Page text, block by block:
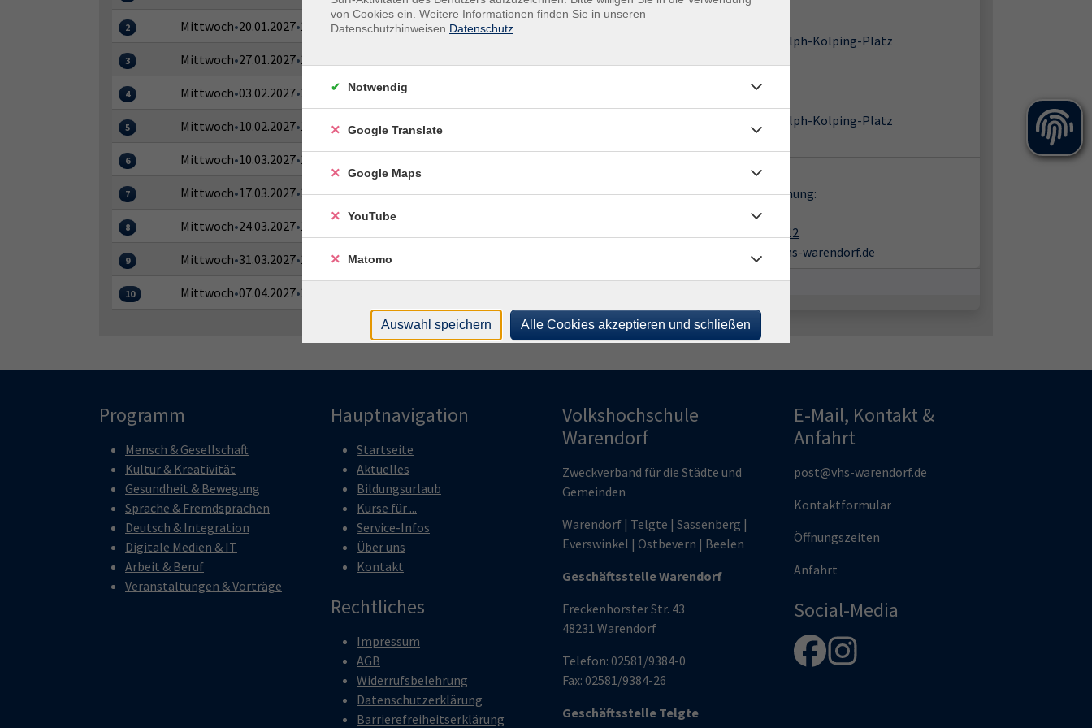
2 Mittwoch•20.01.2027•11:00–12:30 Uhr
3 Mittwoch•27.01.2027•11:00–12:30 Uhr
4 Mittwoch•03.02.2027•11:00–12:30 Uhr
5 Mittwoch•10.02.2027•11:00–12:30 Uhr
6 Mittwoch•10.03.2027•11:00–12:30 Uhr
7 Mittwoch•17.03.2027•11:00–12:30 Uhr VHS-Haus
8 Mittwoch•24.03.2027•11:00–12:30 Uhr
9 Mittwoch•31.03.2027•11:00–12:30 Uhr
10 Mittwoch•07.04.2027•11:00–12:30 Uhr
Baßfeld 5 / Adolph-Kolping-Platz
VHS-Haus
Baßfeld 5 / Adolph-Kolping-Platz
Kontakt:
Fragen zur Buchung:
Frank Büning
02581-938412
buening@vhs-warendorf.de
Programm
Mensch & Gesellschaft
Kultur & Kreativität
Gesundheit & Bewegung
Sprache & Fremdsprachen
Deutsch & Integration
Digitale Medien & IT
Arbeit & Beruf
Veranstaltungen & Vorträge
Hauptnavigation
Startseite
Aktuelles
Bildungsurlaub
Kurse für ...
Service-Infos
Über uns
Kontakt
Rechtliches
Impressum
AGB
Widerrufsbelehrung
Datenschutzerklärung
Barrierefreiheitserklärung
Volkshochschule
Warendorf
Zweckverband für die Städte und
Gemeinden
Warendorf | Telgte | Sassenberg |
Everswinkel | Ostbevern | Beelen
Geschäftsstelle Warendorf
Freckenhorster Str. 43
48231 Warendorf
Telefon: 02581/9384-0
Fax: 02581/9384-26
Geschäftsstelle Telgte
E-Mail, Kontakt &
Anfahrt
post@vhs-warendorf.de
Kontaktformular
Öffnungszeiten
Anfahrt
Social-Media
von Cookies ein. Weitere Informationen finden Sie in unseren
Datenschutzhinweisen. Datenschutz
Notwendig
Google Translate
Google Maps
YouTube
Matomo
Auswahl speichern Alle Cookies akzeptieren und schließen